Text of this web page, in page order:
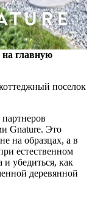
главную
поселок
Gnature. Это
на образцах, а в
естественном
и убедиться, как
деревянной